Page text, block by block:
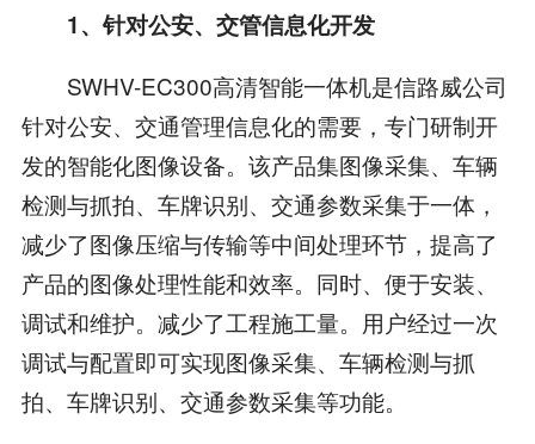
1、针对公安、交管信息化开发
SWHV-EC300高清智能一体机是信路威公司
针对公安、交通管理信息化的需要，专门研制开
发的智能化图像设备。该产品集图像采集、车辆
检测与抓拍、车牌识别、交通参数采集于一体，
减少了图像压缩与传输等中间处理环节，提高了
产品的图像处理性能和效率。同时、便于安装、
调试和维护。减少了工程施工量。用户经过一次
调试与配置即可实现图像采集、车辆检测与抓
拍、车牌识别、交通参数采集等功能。